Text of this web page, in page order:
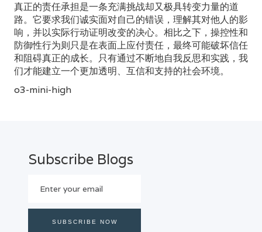
真正的责任承担是一条充满挑战却又极具转变力量的道
路。它要求我们诚实面对自己的错误，理解其对他人的影
响，并以实际行动证明改变的决心。相比之下，操控性和
防御性行为则只是在表面上应付责任，最终可能破坏信任
和阻碍真正的成长。只有通过不断地自我反思和实践，我
们才能建立一个更加透明、互信和支持的社会环境。
o3-mini-high
Subscribe Blogs